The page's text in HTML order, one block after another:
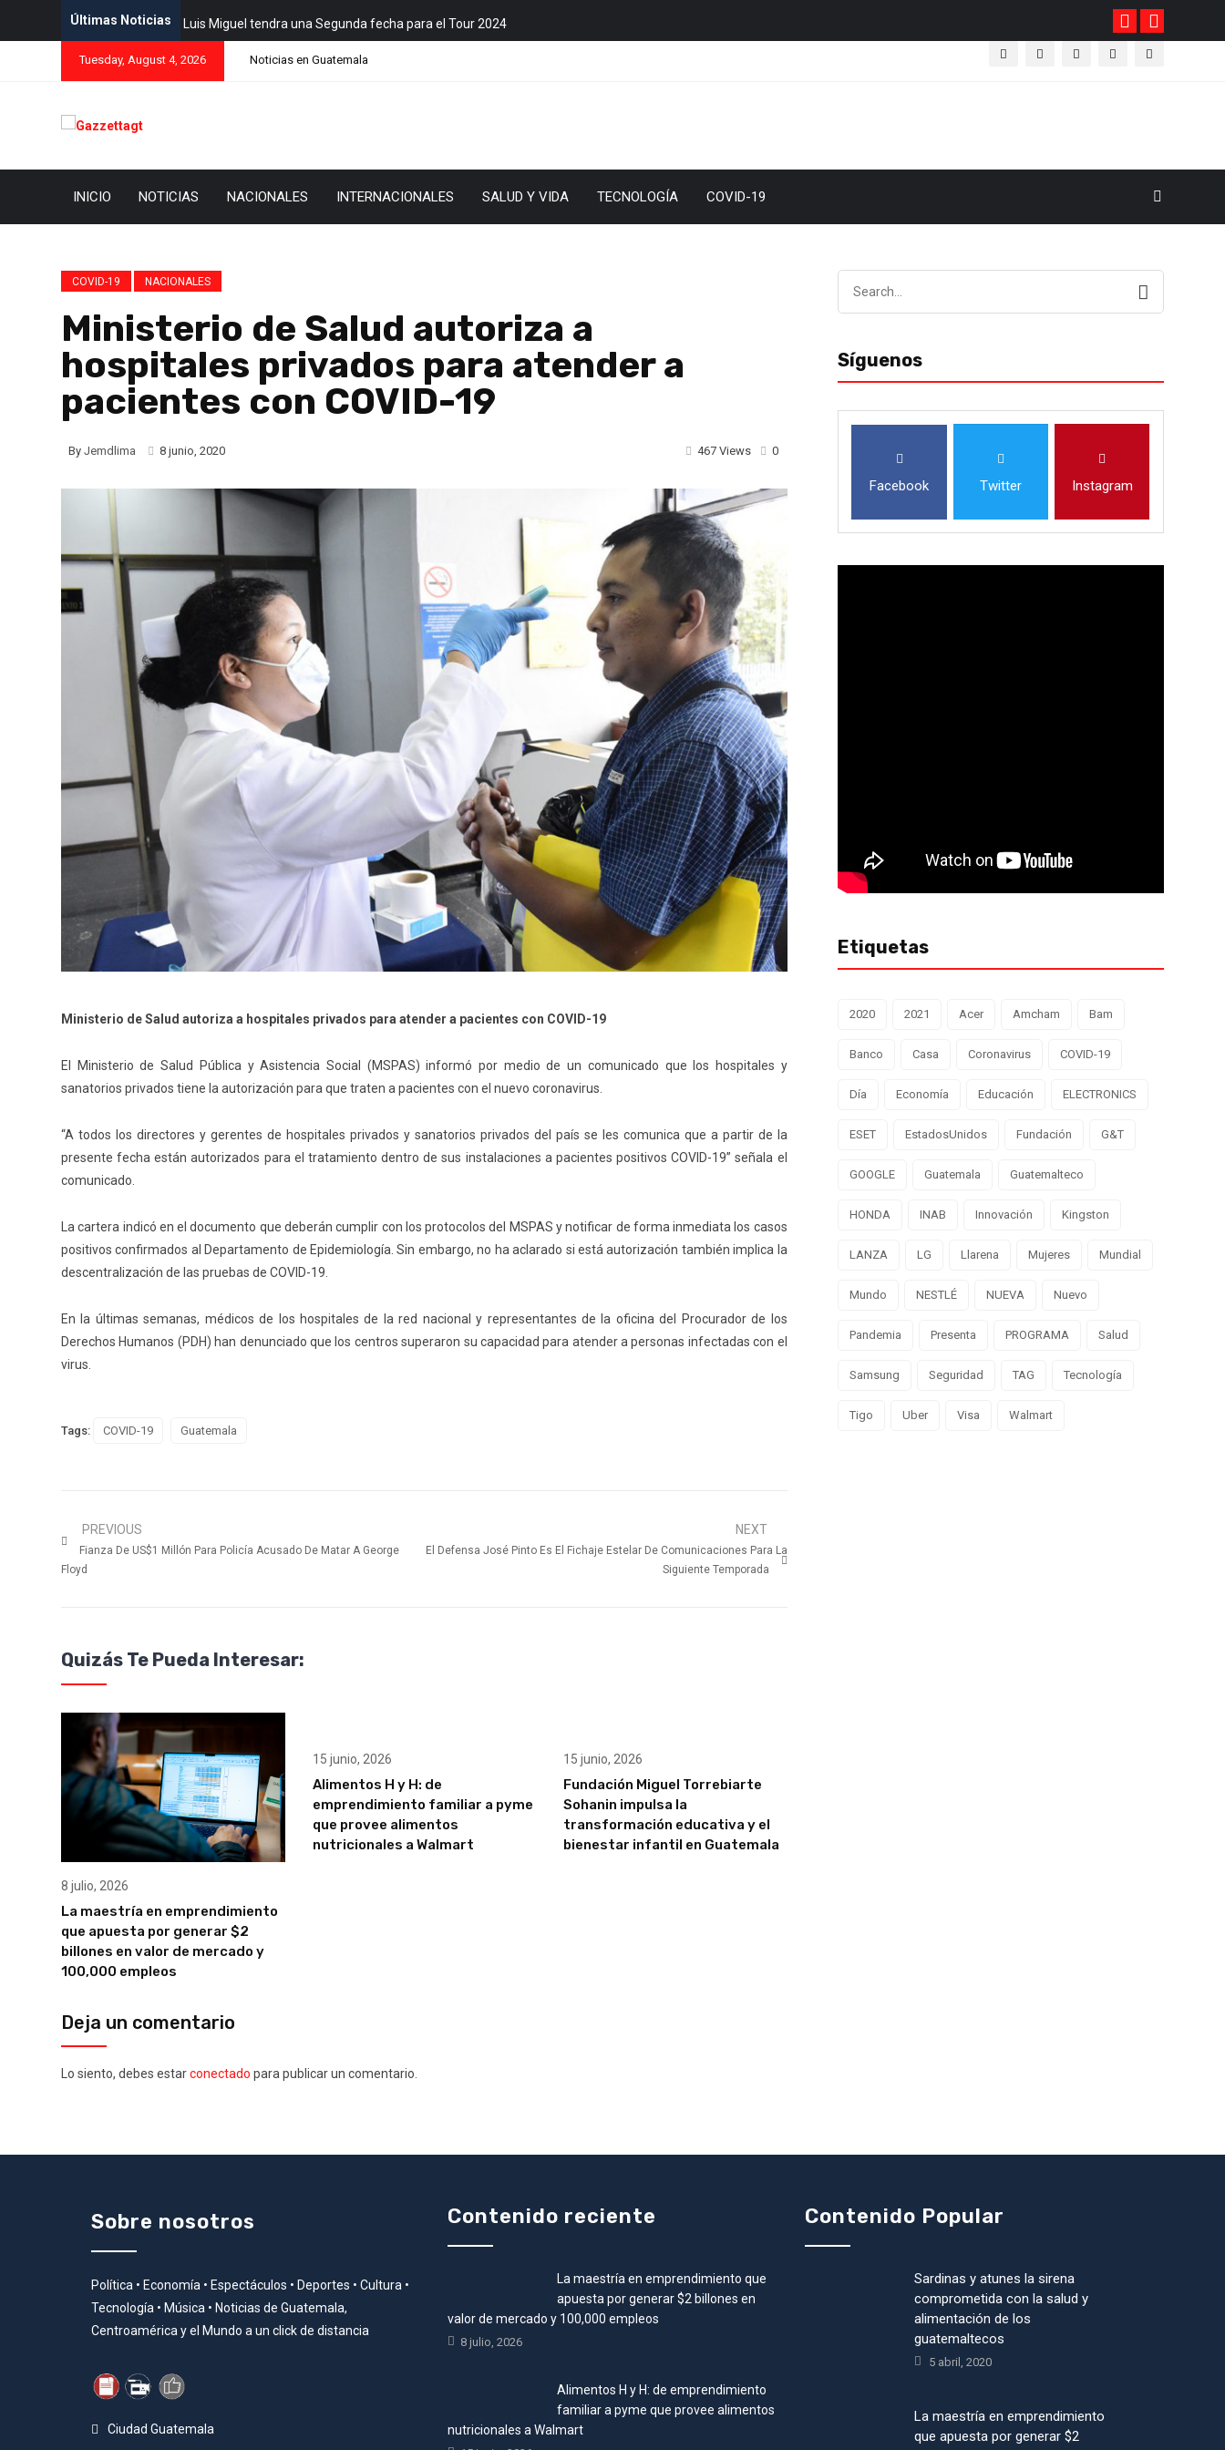
Últimas Noticias Luis Miguel tendra una Segunda fecha para el Tour 2024 GUATEMALA PRESIDE
Tuesday, August 4, 2026 Noticias en Guatemala
INICIO NOTICIAS NACIONALES INTERNACIONALES SALUD Y VIDA TECNOLOGÍA COVID-19
COVID-19 NACIONALES
Ministerio de Salud autoriza a
hospitales privados para atender a
pacientes con COVID-19
By Jemdlima 8 junio, 2020 0
467 Views
Ministerio de Salud autoriza a hospitales privados para atender a pacientes con COVID-19
El Ministerio de Salud Pública y Asistencia Social (MSPAS) informó por medio de un comunicado que los hospitales y
sanatorios privados tiene la autorización para que traten a pacientes con el nuevo coronavirus.
“A todos los directores y gerentes de hospitales privados y sanatorios privados del país se les comunica que a partir de la
presente fecha están autorizados para el tratamiento dentro de sus instalaciones a pacientes positivos COVID-19” señala el
comunicado.
La cartera indicó en el documento que deberán cumplir con los protocolos del MSPAS y notificar de forma inmediata los casos
positivos confirmados al Departamento de Epidemiología. Sin embargo, no ha aclarado si está autorización también implica la
descentralización de las pruebas de COVID-19.
En la últimas semanas, médicos de los hospitales de la red nacional y representantes de la oficina del Procurador de los
Derechos Humanos (PDH) han denunciado que los centros superaron su capacidad para atender a personas infectadas con el
virus.
Tags: COVID-19 Guatemala
PREVIOUS
Fianza De US$1 Millón Para Policía Acusado De Matar A George
Floyd
NEXT
El Defensa José Pinto Es El Fichaje Estelar De Comunicaciones Para La
Siguiente Temporada
Quizás Te Pueda Interesar:
8 julio, 2026
La maestría en emprendimiento
que apuesta por generar $2
billones en valor de mercado y
100,000 empleos
15 junio, 2026
Alimentos H y H: de
emprendimiento familiar a pyme
que provee alimentos
nutricionales a Walmart
15 junio, 2026
Fundación Miguel Torrebiarte
Sohanin impulsa la
transformación educativa y el
bienestar infantil en Guatemala
Deja un comentario
Lo siento, debes estarconectado para publicar un comentario.
Síguenos
Facebook Twitter Instagram
Etiquetas
2020 2021 Acer Amcham Bam
Banco Casa Coronavirus COVID-19
Día Economía Educación ELECTRONICS
ESET EstadosUnidos Fundación G&T
GOOGLE Guatemala Guatemalteco
HONDA INAB Innovación Kingston
LANZA LG Llarena Mujeres Mundial
Mundo NESTLÉ NUEVA Nuevo
Pandemia Presenta PROGRAMA Salud
Samsung Seguridad TAG Tecnología
Tigo Uber Visa Walmart
Sobre nosotros
Política • Economía • Espectáculos • Deportes • Cultura •
Tecnología • Música • Noticias de Guatemala,
Centroamérica y el Mundo a un click de distancia
Ciudad Guatemala
Contenido reciente
La maestría en emprendimiento que
apuesta por generar $2 billones en
valor de mercado y 100,000 empleos
8 julio, 2026
Alimentos H y H: de emprendimiento
familiar a pyme que provee alimentos
nutricionales a Walmart
Contenido Popular
Sardinas y atunes la sirena
comprometida con la salud y
alimentación de los
guatemaltecos
5 abril, 2020
La maestría en emprendimiento
que apuesta por generar $2